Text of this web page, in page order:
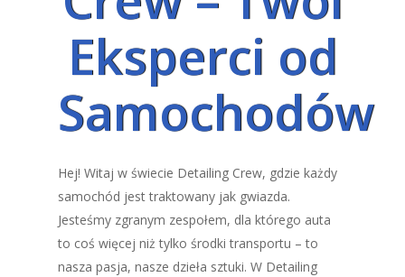
Eksperci od
Samochodów
Hej! Witaj w świecie Detailing Crew, gdzie każdy
samochód jest traktowany jak gwiazda.
Jesteśmy zgranym zespołem, dla którego auta
to coś więcej niż tylko środki transportu – to
nasza pasja, nasze dzieła sztuki. W Detailing